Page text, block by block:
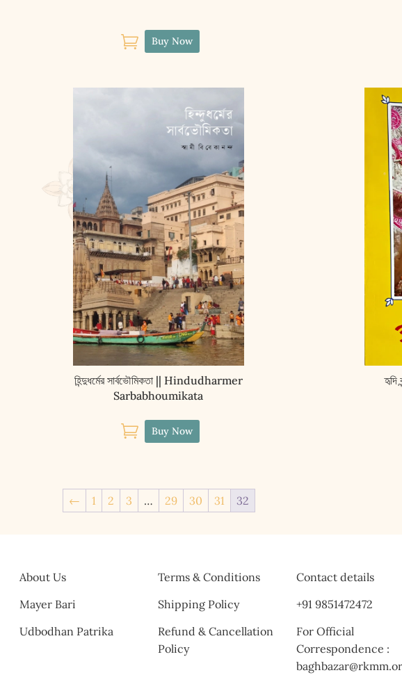
 Buy Now
হিন্দুধর্মের সার্বভৌমিকতা || Hindudharmer
Sarbabhoumikata
 Buy Now
← 1 2 3 … 29 30 31 32
About Us
Mayer Bari
Udbodhan Patrika
Terms & Conditions
Shipping Policy
Refund & Cancellation
Policy
Contact details
+91 9851472472
For Official
Correspondence :